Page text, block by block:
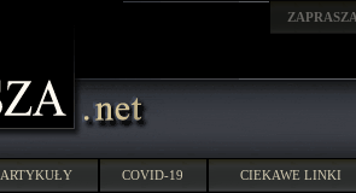
ARTYKUŁY COVID-19 CIEKAWE LINKI